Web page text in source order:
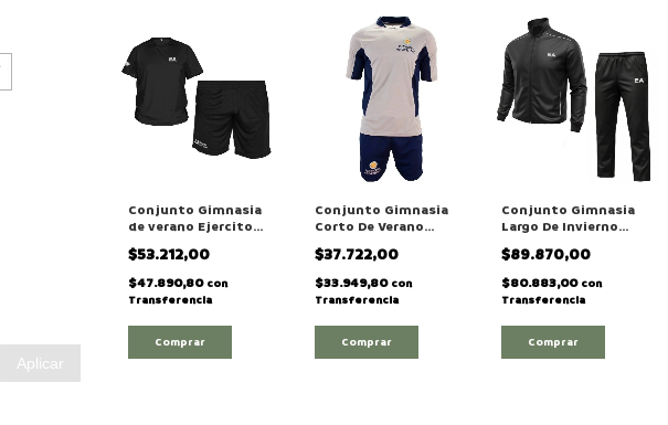
Aplicar
Conjunto Gimnasia
de verano Ejercito
Argentino Negro
$53.212,00
$47.890,80 con
Transferencia
Comprar
Conjunto Gimnasia
Corto De Verano
Ejercito Militar
Argentino
$37.722,00
$33.949,80 con
Transferencia
Comprar
Conjunto Gimnasia
Largo De Invierno
Ejercito Argentino
Militar Negro
$89.870,00
$80.883,00 con
Transferencia
Comprar